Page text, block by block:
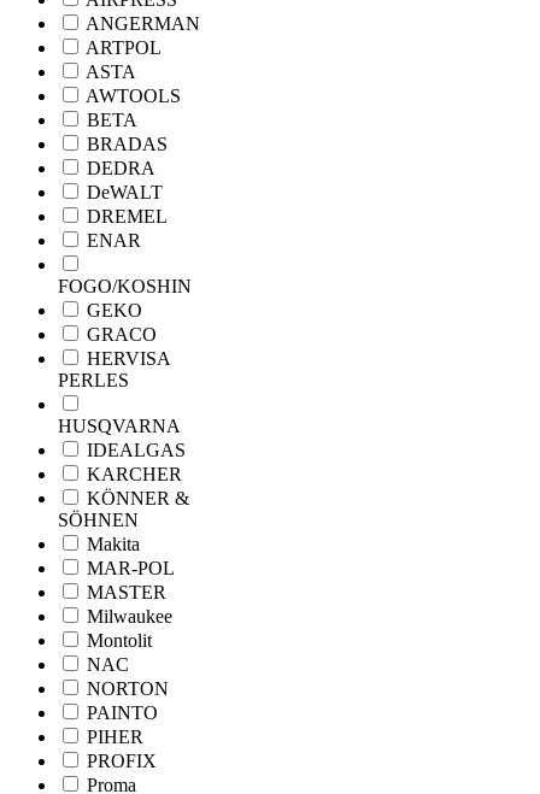
ANGERMAN
ARTPOL
ASTA
AWTOOLS
BETA
BRADAS
DEDRA
DeWALT
DREMEL
ENAR
FOGO/KOSHIN
GEKO
GRACO
HERVISA
PERLES
HUSQVARNA
IDEALGAS
KARCHER
KÖNNER &
SÖHNEN
Makita
MAR-POL
MASTER
Milwaukee
Montolit
NAC
NORTON
PAINTO
PIHER
PROFIX
Proma